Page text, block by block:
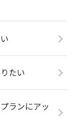
たい
ランにアッ